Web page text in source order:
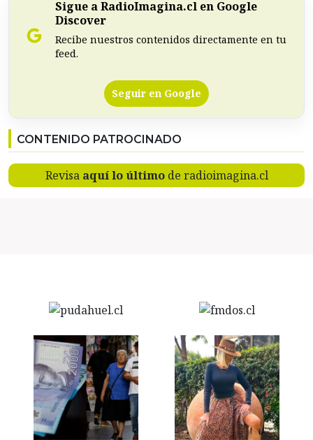
Sigue a RadioImagina.cl en Google
Discover
Recibe nuestros contenidos directamente en tu
feed.
Seguir en Google
CONTENIDO PATROCINADO
Revisa aquí lo últimode radioimagina.cl